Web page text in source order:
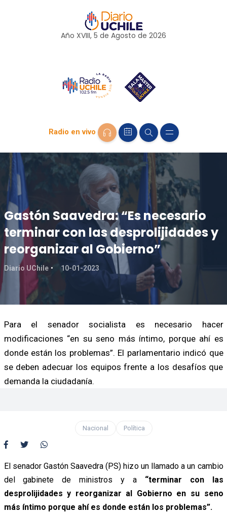
Año XVIII, 5 de Agosto de 2026
Radio en vivo
Gastón Saavedra: “Es necesario
terminar con las desprolijidades y
reorganizar al Gobierno”
Diario UChile 10-01-2023
Para el senador socialista es necesario hacer
modificaciones “en su seno más íntimo, porque ahí es
donde están los problemas”. El parlamentario indicó que
se deben adecuar los equipos frente a los desafíos que
demanda la ciudadanía.
Nacional Política
El senador Gastón Saavedra (PS) hizo un llamado a un cambio
del gabinete de ministros y a “terminar con las
desprolijidades y reorganizar al Gobierno en su seno
más íntimo porque ahí es donde están los problemas”.